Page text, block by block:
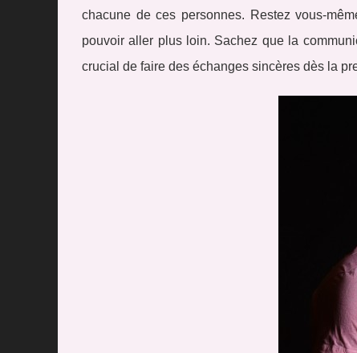
chacune de ces personnes. Restez vous-
pouvoir aller plus loin. Sachez que la
crucial de faire des échanges sincères dès la